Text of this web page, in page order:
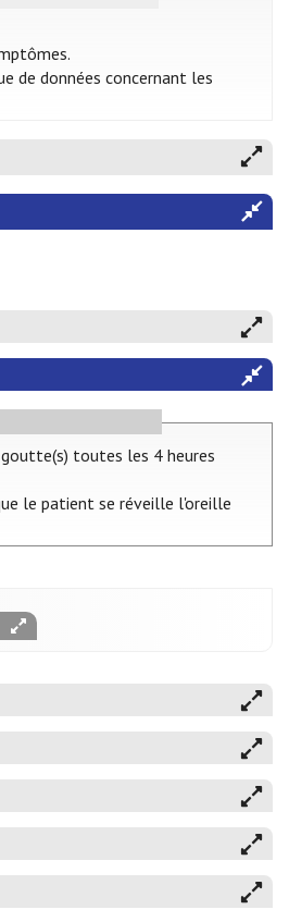
de données concernant les
toutes les 4 heures
le patient se réveille l'oreille